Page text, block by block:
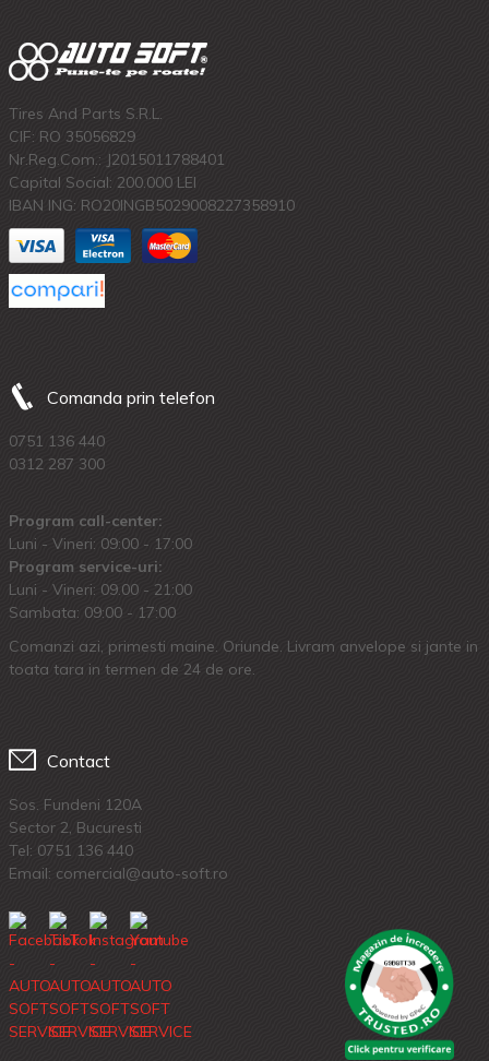
Tires And Parts S.R.L.
CIF: RO 35056829
Nr.Reg.Com.: J2015011788401
Capital Social: 200.000 LEI
IBAN ING: RO20INGB5029008227358910
Comanda prin telefon
0751 136 440
0312 287 300
Program call-center:
Luni - Vineri: 09:00 - 17:00
Program service-uri:
Luni - Vineri: 09.00 - 21:00
Sambata: 09:00 - 17:00
Comanzi azi, primesti maine. Oriunde. Livram anvelope si jante in
toata tara in termen de 24 de ore.
Contact
Sos. Fundeni 120A
Sector 2, Bucuresti
Tel: 0751 136 440
Email: comercial@auto-soft.ro